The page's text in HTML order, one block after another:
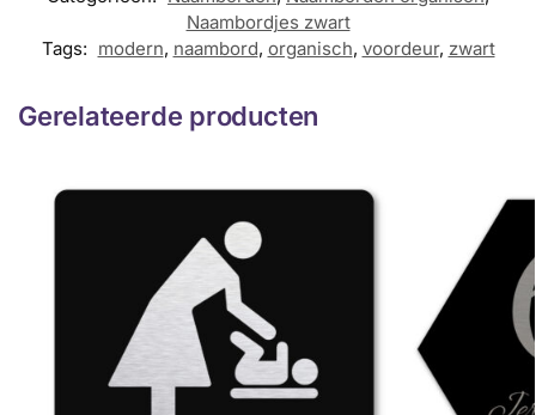
Naambordjes zwart
Tags: modern, naambord, organisch, voordeur, zwart
Gerelateerde producten